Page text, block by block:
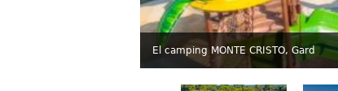
El camping MONTE CRISTO, Gard